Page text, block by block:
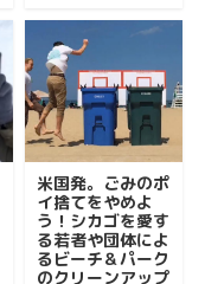
米国発。ごみのポ
イ捨てをやめよ
う！シカゴを愛す
る若者や団体によ
るビーチ＆パーク
のクリーンアップ